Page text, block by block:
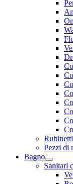
Pezzi di
Bagno
Sanitari